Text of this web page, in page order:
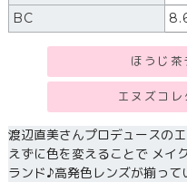
BC
ほうじ茶
エヌズコレ
渡辺直美さんプロデュースの
えずに色を変えることで メイ
ランド♪高発色レンズが揃っ